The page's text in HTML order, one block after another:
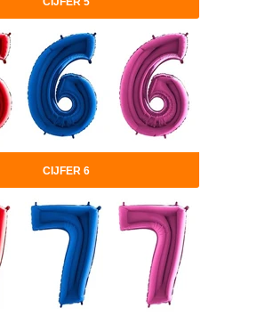
CIJFER 6